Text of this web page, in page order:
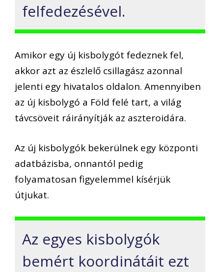
felfedezésével.
Amikor egy új kisbolygót fedeznek fel,
akkor azt az észlelő csillagász azonnal
jelenti egy hivatalos oldalon. Amennyiben
az új kisbolygó a Föld felé tart, a világ
távcsöveit ráirányítják az aszteroidára.
Az új kisbolygók bekerülnek egy központi
adatbázisba, onnantól pedig
folyamatosan figyelemmel kísérjük
útjukat.
Az egyes kisbolygók
bemért koordinátáit ezt